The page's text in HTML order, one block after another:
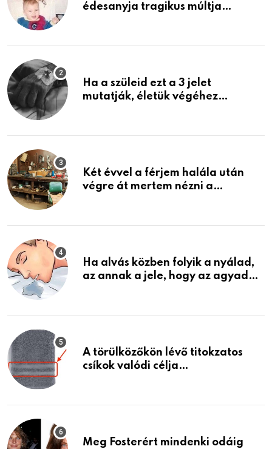
édesanyja tragikus múltja
Ha a szüleid ezt a 3 jelet
mutatják, életük végéhez
Két évvel a férjem halála után
végre át mertem nézni a
életemet
Ha alvás közben folyik a nyálad,
az annak a jele, hogy az agyad…
A törülközőkön lévő titokzatos
csíkok valódi célja…
Meg Fosterért mindenki odáig